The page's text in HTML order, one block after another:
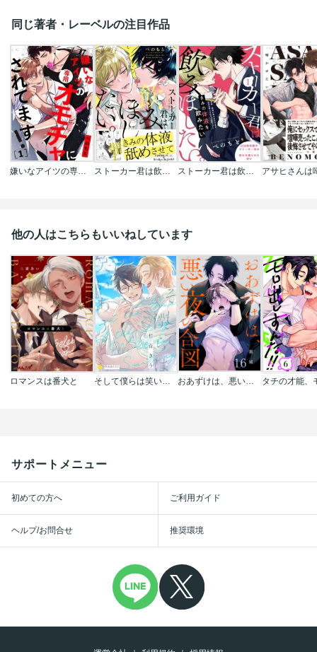
同じ著者・レーベルの注目作品
嫌いなアイツの専用オモチャにされてます! ストーカー君は飲みほしたい｡【コミックス版】 ストーカー君は飲みほしたい｡
他の人はこちらもいいねしています
ロマンスは番犬と そして僕らは笑いあう【コミックス版】 おあずけは、悪い夜の合図
サポートメニュー
初めての方へ ご利用ガイド
ヘルプ/お問合せ 推奨環境